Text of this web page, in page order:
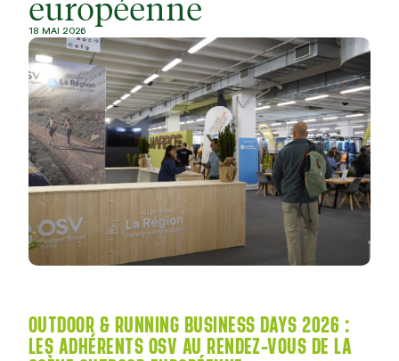
européenne
18 MAI 2026
OUTDOOR & RUNNING BUSINESS DAYS 2026 :
LES ADHÉRENTS OSV AU RENDEZ-VOUS DE LA